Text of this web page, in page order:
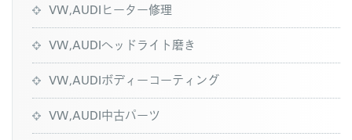
VW,AUDIヒーター修理
VW,AUDIヘッドライト磨き
VW,AUDIボディーコーティング
VW,AUDI中古パーツ